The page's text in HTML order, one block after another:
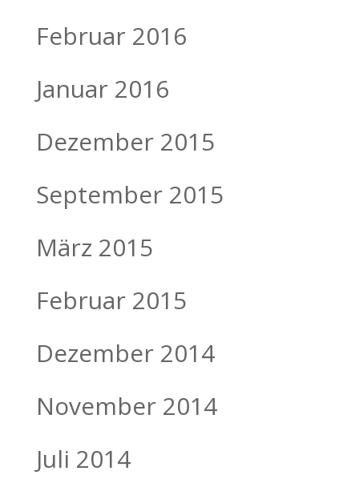
Februar 2016
Januar 2016
Dezember 2015
September 2015
März 2015
Februar 2015
Dezember 2014
November 2014
Juli 2014